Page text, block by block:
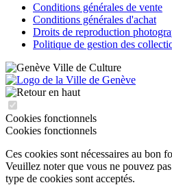
Conditions générales de vente
Conditions générales d'achat
Droits de reproduction
Politique de gestion des
Cookies fonctionnels
Cookies fonctionnels
Ces cookies sont nécessaires au bon
Veuillez noter que vous ne pouvez
type de cookies sont acceptés.